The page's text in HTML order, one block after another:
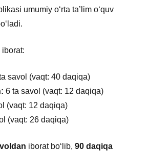
umumiy oʻrta ta’lim oʻquv
savol (vaqt: 40 daqiqa)
6 ta savol (vaqt: 12 daqiqa)
(vaqt: 12 daqiqa)
(vaqt: 26 daqiqa)
iborat boʻlib, 90 daqiqa